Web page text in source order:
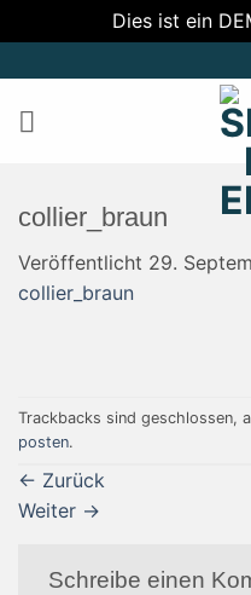
Dies ist ein
Inhalt
springen
collier_braun
Veröffentlicht 29.
collier_braun
Trackbacks sind geschlossen,
posten.
← Zurück
Weiter →
Schreibe einen